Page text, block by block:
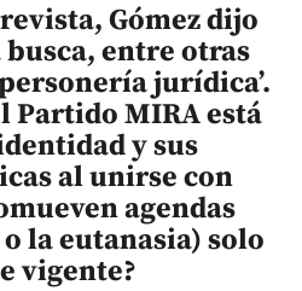
Gómez dijo
entre otras
jurídica’.
Partido MIRA está
y sus
al unirse con
agendas
la eutanasia) solo
vigente?